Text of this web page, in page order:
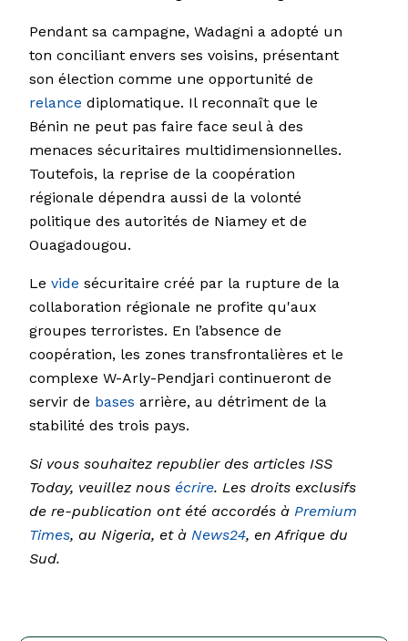
Pendant sa campagne, Wadagni a adopté un
ton conciliant envers ses voisins, présentant
son élection comme une opportunité de
relance diplomatique. Il reconnaît que le
Bénin ne peut pas faire face seul à des
menaces sécuritaires multidimensionnelles.
Toutefois, la reprise de la coopération
régionale dépendra aussi de la volonté
politique des autorités de Niamey et de
Ouagadougou.
Le vide sécuritaire créé par la rupture de la
collaboration régionale ne profite qu'aux
groupes terroristes. En l’absence de
coopération, les zones transfrontalières et le
complexe W-Arly-Pendjari continueront de
servir de bases arrière, au détriment de la
stabilité des trois pays.
Si vous souhaitez republier des articles ISS
Today, veuillez nous écrire. Les droits exclusifs
de re-publication ont été accordés à Premium
Times, au Nigeria, et à News24, en Afrique du
Sud.